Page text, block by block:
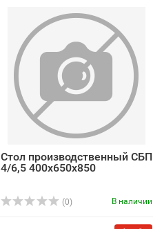
Стол производственный СБП
4/6,5 400х650х850
(0) В наличии